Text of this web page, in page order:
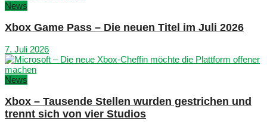
News
Xbox Game Pass – Die neuen Titel im Juli 2026
7. Juli 2026
News
Xbox – Tausende Stellen wurden gestrichen und
trennt sich von vier Studios